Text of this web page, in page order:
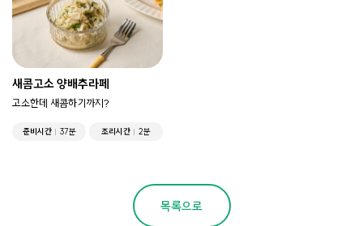
새콤고소 양배추라페
고소한데 새콤하기까지?
준비시간 37분 조리시간 2분
목록으로